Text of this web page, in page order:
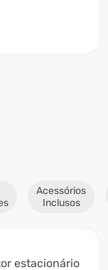
Acessórios
Inclusos
estacionário